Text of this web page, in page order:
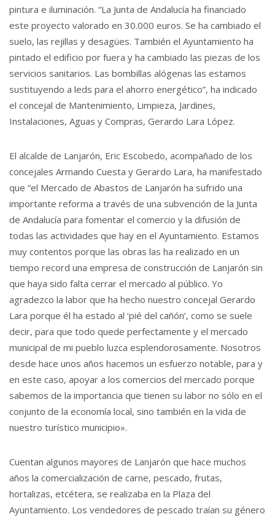
pintura e iluminación. “La Junta de Andalucía ha financiado
este proyecto valorado en 30.000 euros. Se ha cambiado el
suelo, las rejillas y desagües. También el Ayuntamiento ha
pintado el edificio por fuera y ha cambiado las piezas de los
servicios sanitarios. Las bombillas alógenas las estamos
sustituyendo a leds para el ahorro energético”, ha indicado
el concejal de Mantenimiento, Limpieza, Jardines,
Instalaciones, Aguas y Compras, Gerardo Lara López.
El alcalde de Lanjarón, Eric Escobedo, acompañado de los
concejales Armando Cuesta y Gerardo Lara, ha manifestado
que “el Mercado de Abastos de Lanjarón ha sufrido una
importante reforma a través de una subvención de la Junta
de Andalucía para fomentar el comercio y la difusión de
todas las actividades que hay en el Ayuntamiento. Estamos
muy contentos porque las obras las ha realizado en un
tiempo record una empresa de construcción de Lanjarón sin
que haya sido falta cerrar el mercado al público. Yo
agradezco la labor que ha hecho nuestro concejal Gerardo
Lara porque él ha estado al ‘pié del cañón’, como se suele
decir, para que todo quede perfectamente y el mercado
municipal de mi pueblo luzca esplendorosamente. Nosotros
desde hace unos años hacemos un esfuerzo notable, para y
en este caso, apoyar a los comercios del mercado porque
sabemos de la importancia que tienen su labor no sólo en el
conjunto de la economía local, sino también en la vida de
nuestro turístico municipio».
Cuentan algunos mayores de Lanjarón que hace muchos
años la comercialización de carne, pescado, frutas,
hortalizas, etcétera, se realizaba en la Plaza del
Ayuntamiento. Los vendedores de pescado traían su género